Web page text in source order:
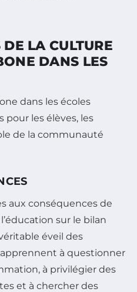
LA CULTURE
DANS LES
dans les écoles
pour les élèves, les
de la communauté
aux conséquences de
sur le bilan
éveil des
à questionner
à privilégier des
et à chercher des